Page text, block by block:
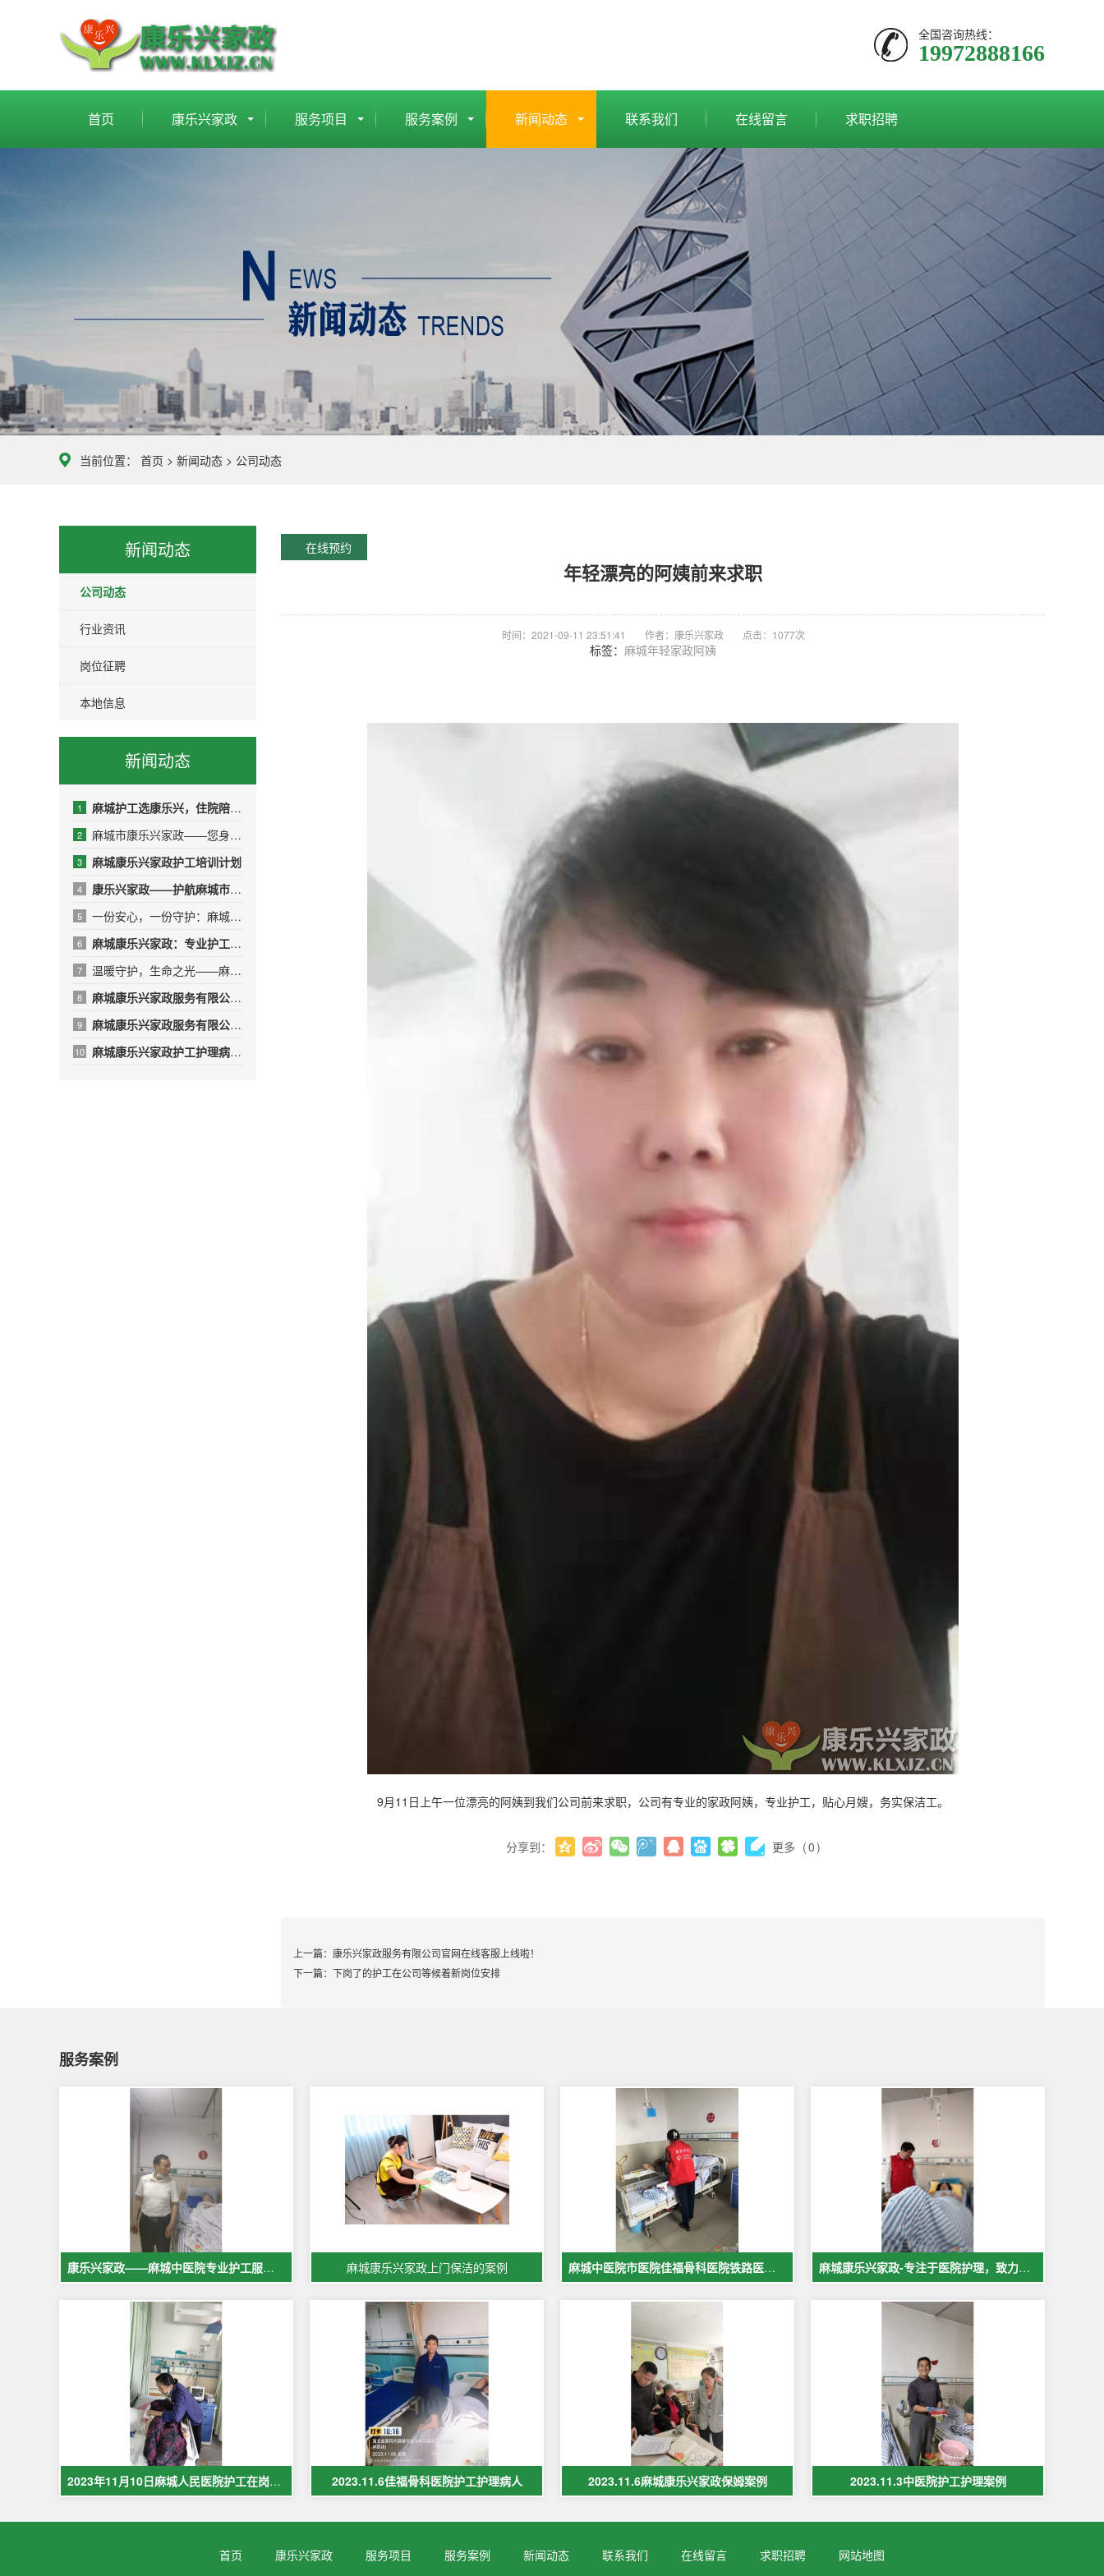
全国咨询热线：
19972888166
首页 康乐兴家政 服务项目 服务案例 新闻动态 联系我们 在线留言 求职招聘
当前位置： 首页 > 新闻动态 > 公司动态
新闻动态
公司动态
行业资讯
岗位征聘
本地信息
新闻动态
1 麻城护工选康乐兴，住院陪护少操心
2 麻城市康乐兴家政——您身边的品质生活管家
3 麻城康乐兴家政护工培训计划
4 康乐兴家政——护航麻城市人民医院，传递温暖与专业
5 一份安心，一份守护：麻城康乐兴家政，用专业与爱心呵护受伤的T
6 麻城康乐兴家政：专业护工，守护健康，让爱无微不至
7 温暖守护，生命之光——麻城康乐兴护工团队的10名“红衣天使”
8 麻城康乐兴家政服务有限公司——用专业与温暖守护生命之光
9 ​麻城康乐兴家政服务有限公司年终绩效总结报告
10 麻城康乐兴家政护工护理病人的日常
在线预约
年轻漂亮的阿姨前来求职
时间：2021-09-11 23:51:41 作者：康乐兴家政 点击： 1077次
标签： 麻城年轻家政阿姨
9月11日上午一位漂亮的阿姨到我们公司前来求职，公司有专业的家政阿姨，专业护工，贴心月嫂，务实保洁工。
分享到： 更多 (0)
上一篇： 康乐兴家政服务有限公司官网在线客服上线啦！
下一篇： 下岗了的护工在公司等候着新岗位安排
服务案例
康乐兴家政——麻城中医院专业护工服务，让爱与专业同行 麻城康乐兴家政上门保洁的案例 麻城中医院市医院佳福骨科医院铁路医院护工案例展示 麻城康乐兴家政-专注于医院护理，致力于打造全麻城优质护工护理
2023年11月10日麻城人民医院护工在岗护理病人现场照片 2023.11.6佳福骨科医院护工护理病人 2023.11.6麻城康乐兴家政保姆案例 2023.11.3中医院护工护理案例
首页 康乐兴家政 服务项目 服务案例 新闻动态 联系我们 在线留言 求职招聘 网站地图